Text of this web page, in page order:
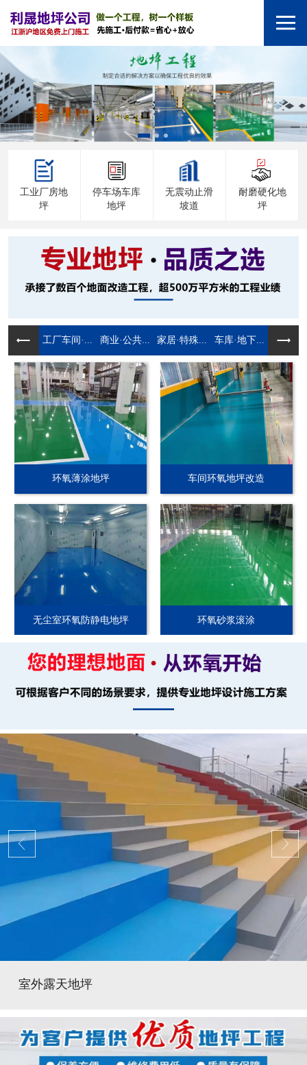
工业厂房地
坪
停车场车库
地坪
无震动止滑
坡道
耐磨硬化地
坪
工厂车间·... 商业·公共... 家居·特殊... 车库·地下...
环氧薄涂地坪 车间环氧地坪改造
无尘室环氧防静电地坪 环氧砂浆滚涂
室外露天地坪